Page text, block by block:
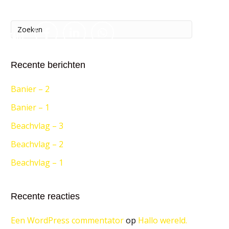
Recente berichten
Banier – 2
Banier – 1
Beachvlag – 3
Beachvlag – 2
Beachvlag – 1
Recente reacties
Een WordPress commentatorop Hallo wereld.